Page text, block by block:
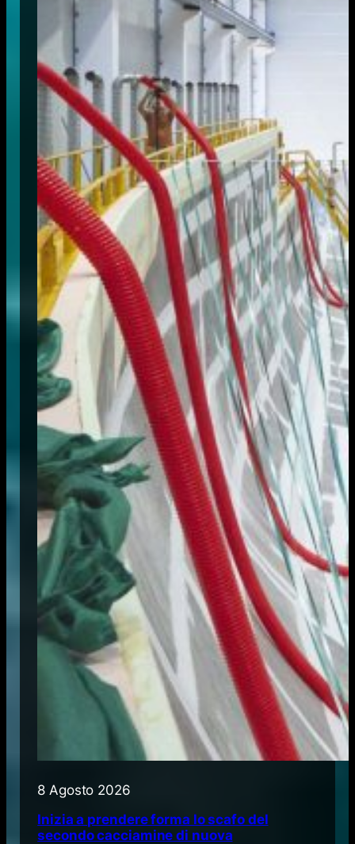
8 Agosto 2026
Inizia a prendere forma lo scafo del
secondo cacciamine di nuova